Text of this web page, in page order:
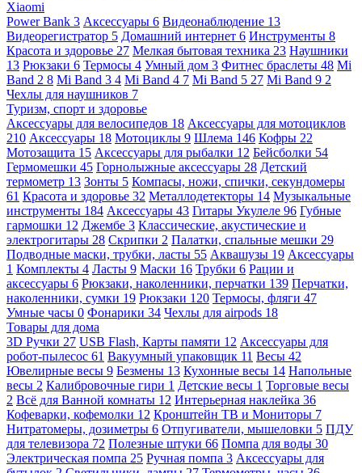
Xiaomi
Power Bank 3 Аксессуары 6 Видеонаблюдение 13
Видеорегистратор 5 Домашний интернет 6 Инструменты 8
Красота и здоровье 27 Мелкая бытовая техника 23 Наушники
13 Рюкзаки 6 Термосы 4 Умный дом 3 Фитнес браслеты 48 Mi
Band 2 8 Mi Band 3 4 Mi Band 4 7 Mi Band 5 27 Mi Band 9 2
Чехлы для наушников 7
Туризм, спорт и здоровье
Аксессуары для велосипедов 18 Аксессуары для мотоциклов
210 Аксессуары 18 Мотоциклы 9 Шлема 146 Кофры 22
Мотозащита 15 Аксессуары для рыбалки 12 Бейсболки 54
Гермомешки 45 Горнолыжные аксессуары 28 Детский
термометр 13 Зонты 5 Компасы, ножи, спички, секундомеры
61 Красота и здоровье 32 Металлодетекторы 14 Музыкальные
инструменты 184 Аксессуары 43 Гитары Укулеле 96 Губные
гармошки 12 Джембе 3 Классические, акустические и
электрогитары 28 Скрипки 2 Палатки, спальные мешки 29
Подводные маски, трубки, ласты 55 Аквашузы 19 Аксессуары
1 Комплекты 4 Ласты 9 Маски 16 Трубки 6 Рации и
аксессуары 6 Рюкзаки, наколенники, перчатки 139 Перчатки,
наколенники, сумки 19 Рюкзаки 120 Термосы, фляги 47
Умные часы 0 Фонарики 34 Чехлы для airpods 18
Товары для дома
3D Ручки 27 USB Flash, Карты памяти 12 Аксессуары для
робот-пылесос 61 Вакуумный упаковщик 11 Весы 42
Ювелирные весы 9 Безмены 13 Кухонные весы 14 Напольные
весы 2 Калибровочные гири 1 Детские весы 1 Торговые весы
2 Всё для Ванной комнаты 12 Интерьерная наклейка 36
Кофеварки, кофемолки 12 Кронштейн ТВ и Мониторы 7
Нитратомеры, дозиметры 6 Отпугиватели, мышеловки 5 ПДУ
для телевизора 72 Полезные штуки 66 Помпа для воды 30
Электрическая помпа 25 Ручная помпа 3 Аксессуары для